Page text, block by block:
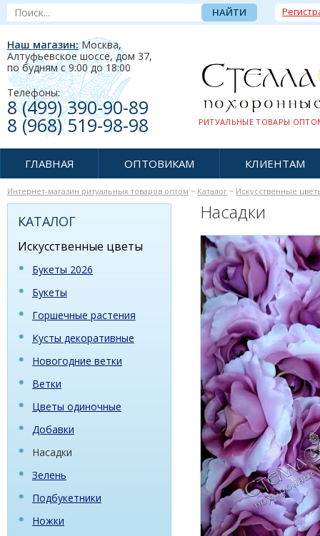
РИТУАЛЬНЫЕ ТОВАРЫ
Наш магазин:Москва,
Алтуфьевское шоссе, дом 37,
по будням c 9:00 до 18:00
Телефоны:
8 (499) 390-90-89
8 (968) 519-98-98
ГЛАВНАЯ ОПТОВИКАМ КЛИЕНТАМ
Интернет-магазин ритуальных товаров оптом ~ Каталог ~ Искусственные
КАТАЛОГ
Искусственные цветы
Букеты 2026
Букеты
Горшечные растения
Кусты декоративные
Новогодние ветки
Ветки
Цветы одиночные
Добавки
Насадки
Зелень
Подбукетники
Ножки
Насадки